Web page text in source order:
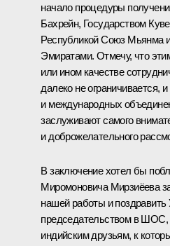
начало процедуры
Бахрейн, Государством
Республикой Союз Мьянма
Эмиратами. Отмечу, что
или ином качестве
далеко не ограничивается,
и международных
заслуживают самого
и доброжелательного
В заключение хотел бы
Миромоновича Мирзиёева
нашей работы и
председательством в ШОС,
индийским друзьям, к